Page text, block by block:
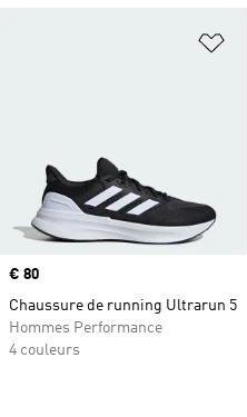
Prix
€ 80
Chaussure de running Ultrarun 5
Hommes Performance
4 couleurs